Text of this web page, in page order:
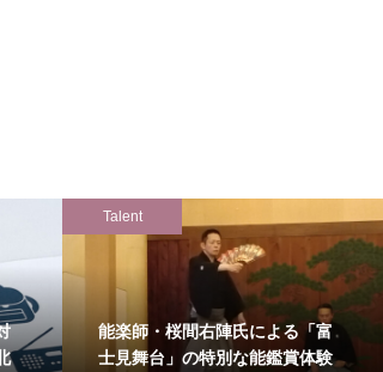
Talent
能楽師・桜間右陣氏による「富
士見舞台」の特別な能鑑賞体験